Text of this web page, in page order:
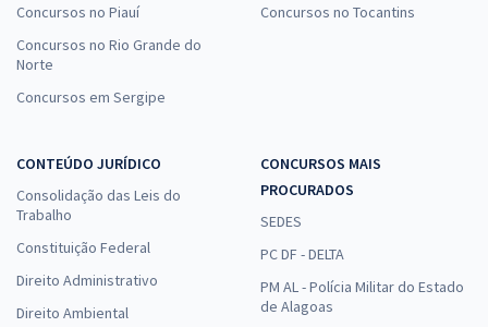
Concursos no Piauí
Concursos no Rio Grande do
Norte
Concursos em Sergipe
Concursos no Tocantins
CONTEÚDO JURÍDICO
Consolidação das Leis do
Trabalho
Constituição Federal
Direito Administrativo
Direito Ambiental
CONCURSOS MAIS
PROCURADOS
SEDES
PC DF - DELTA
PM AL - Polícia Militar do Estado
de Alagoas